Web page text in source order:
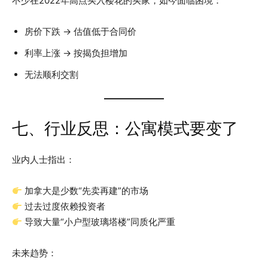
房价下跌 → 估值低于合同价
利率上涨 → 按揭负担增加
无法顺利交割
七、行业反思：公寓模式要变了
业内人士指出：
加拿大是少数“先卖再建”的市场
过去过度依赖投资者
导致大量“小户型玻璃塔楼”同质化严重
未来趋势：